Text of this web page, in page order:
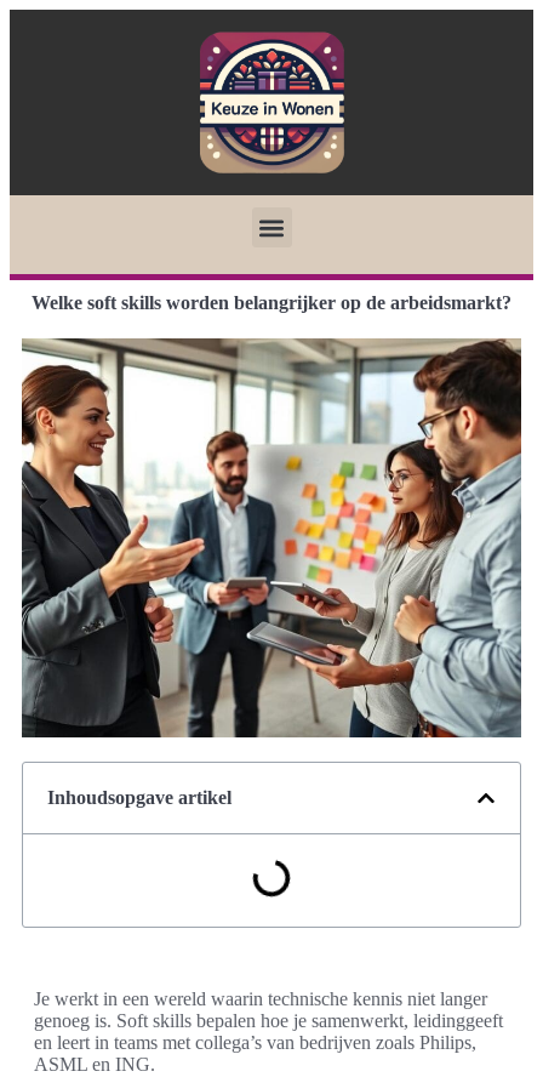
Welke soft skills worden belangrijker op de arbeidsmarkt?
Inhoudsopgave artikel
Je werkt in een wereld waarin technische kennis niet langer
genoeg is. Soft skills bepalen hoe je samenwerkt, leidinggeeft
en leert in teams met collega’s van bedrijven zoals Philips,
ASML en ING.